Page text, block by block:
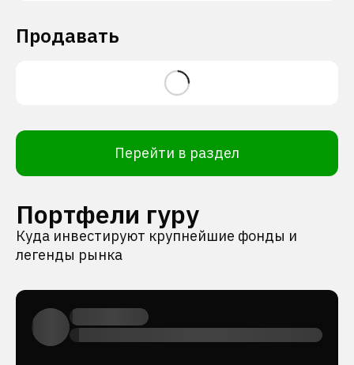
Продавать
Перейти в раздел
Портфели гуру
Куда инвестируют крупнейшие фонды и
легенды рынка